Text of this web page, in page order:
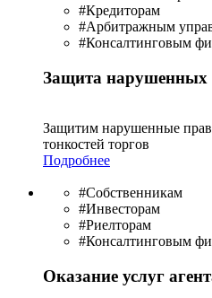
#Кредиторам
#Арбитражным
#Консалтинговым
Защита нарушенных
Защитим нарушенные
тонкостей торгов
Подробнее
#Собственникам
#Инвесторам
#Риелторам
#Консалтинговым
Оказание услуг